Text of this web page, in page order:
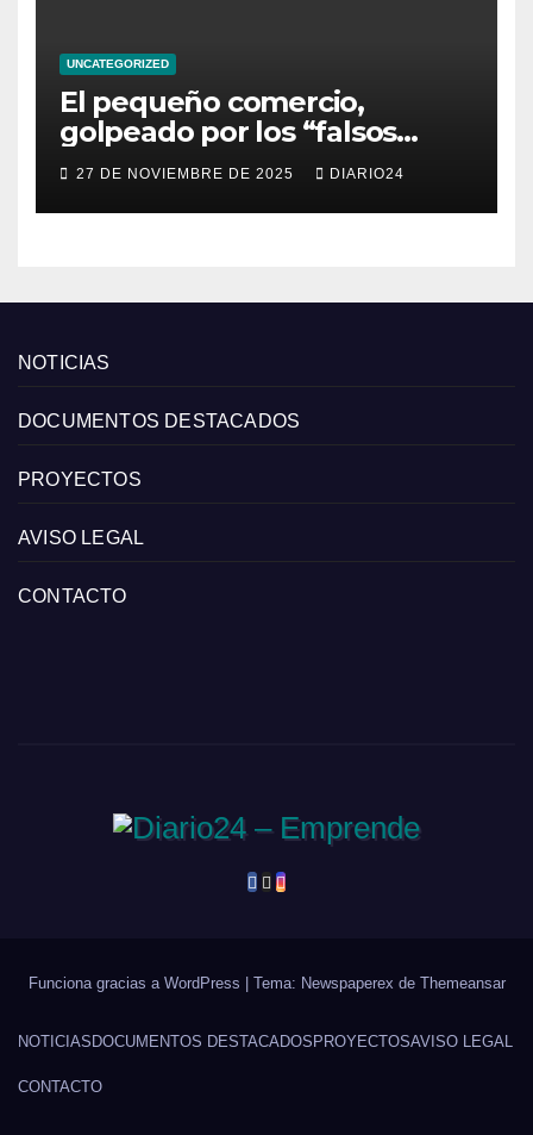
UNCATEGORIZED
El pequeño comercio,
golpeado por los “falsos
descuentos” del Black Friday
de las grandes cadenas
27 DE NOVIEMBRE DE 2025 DIARIO24
NOTICIAS
DOCUMENTOS DESTACADOS
PROYECTOS
AVISO LEGAL
CONTACTO
Funciona gracias a WordPress Tema: Newspaperex de Themeansar
NOTICIASDOCUMENTOS DESTACADOSPROYECTOSAVISO LEGAL
CONTACTO